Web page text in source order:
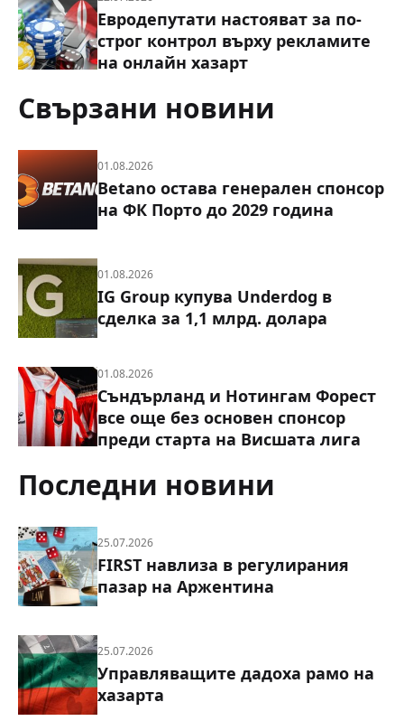
22.07.2026
Евродепутати настояват за по-
строг контрол върху рекламите
на онлайн хазарт
Свързани новини
01.08.2026
Betano остава генерален спонсор
IG Group купува Underdog в
01.08.2026
Съндърланд и Нотингам Форест
все още без основен спонсор
преди старта на Висшата лига
Последни новини
FIRST навлиза в регулирания
25.07.2026
Управляващите дадоха рамо на